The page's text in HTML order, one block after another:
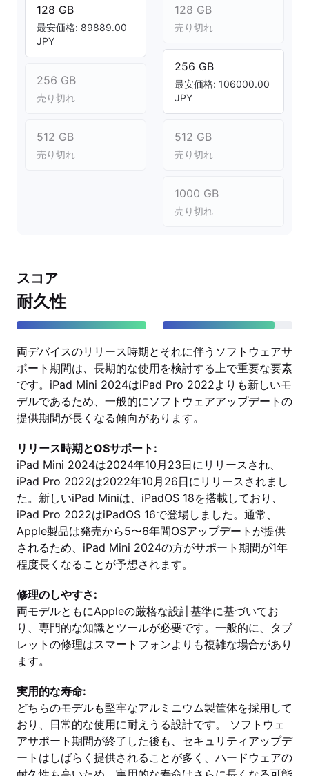
128 GB
最安価格: 89889.00
JPY
256 GB
売り切れ
512 GB
売り切れ
128 GB
売り切れ
256 GB
最安価格: 106000.00
JPY
512 GB
売り切れ
1000 GB
売り切れ
スコア
耐久性
両デバイスのリリース時期とそれに伴うソフトウェアサ
ポート期間は、長期的な使用を検討する上で重要な要素
です。iPad Mini 2024はiPad Pro 2022よりも新しいモ
デルであるため、一般的にソフトウェアアップデートの
提供期間が長くなる傾向があります。
リリース時期とOSサポート:
iPad Mini 2024は2024年10月23日にリリースされ、
iPad Pro 2022は2022年10月26日にリリースされまし
た。新しいiPad Miniは、iPadOS 18を搭載しており、
iPad Pro 2022はiPadOS 16で登場しました。通常、
Apple製品は発売から5〜6年間OSアップデートが提供
されるため、iPad Mini 2024の方がサポート期間が1年
程度長くなることが予想されます。
修理のしやすさ:
両モデルともにAppleの厳格な設計基準に基づいてお
り、専門的な知識とツールが必要です。一般的に、タブ
レットの修理はスマートフォンよりも複雑な場合があり
ます。
実用的な寿命:
どちらのモデルも堅牢なアルミニウム製筐体を採用して
おり、日常的な使用に耐えうる設計です。 ソフトウェ
アサポート期間が終了した後も、セキュリティアップデ
ートはしばらく提供されることが多く、ハードウェアの